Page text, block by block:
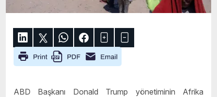
ABD Başkanı Donald Trump yönetiminin Afrika